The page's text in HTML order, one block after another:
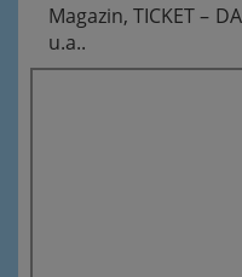
Magazin, TICKET –
u.a..